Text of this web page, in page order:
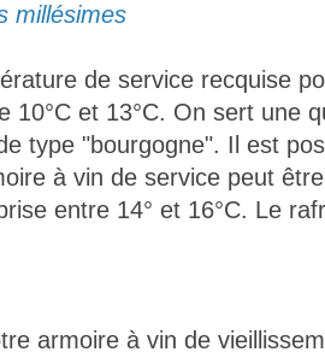
millésimes
de service recquise
10°C et 13°C. On sert une
type "bourgogne". Il est
à vin de service peut
entre 14° et 16°C. Le
armoire à vin de